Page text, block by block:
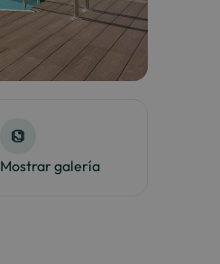
Mostrar galería